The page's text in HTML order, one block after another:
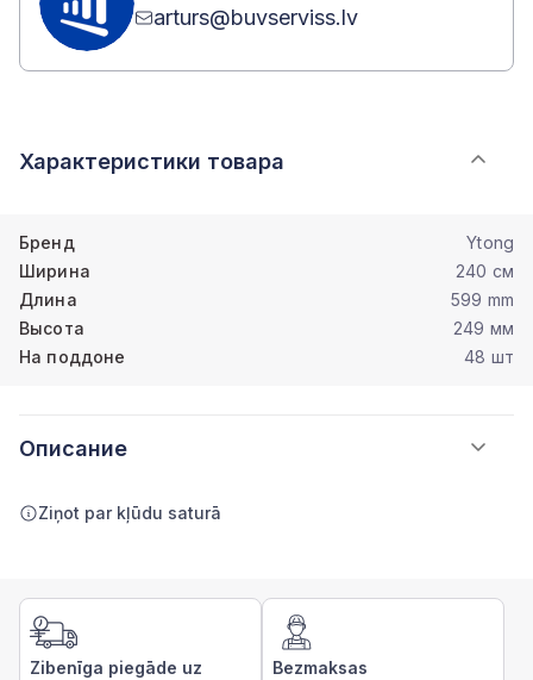
arturs@buvserviss.lv
Характеристики товара
Бренд
Ytong
Ширина
240 см
Длина
599 mm
Высота
249 мм
На поддоне
48 шт
Описание
Ziņot par kļūdu saturā
Zibenīga piegāde uz
Bezmaksas